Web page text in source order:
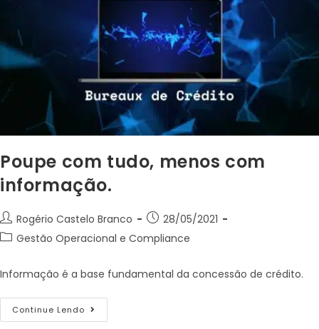
Poupe com tudo, menos com
informação.
Rogério Castelo Branco
28/05/2021
Gestão Operacional e Compliance
Informação é a base fundamental da concessão de crédito.
Continue Lendo